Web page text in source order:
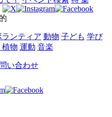
ランティア 動物 子ども 学び
植物 運動 音楽
い合わせ